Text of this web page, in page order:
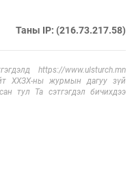
Таны IP: (216.73.217.58)
https://www.ulsturch.mn
ХХЗХ-ны журмын дагуу зүй
тул Та сэтгэгдэл бичихдээ